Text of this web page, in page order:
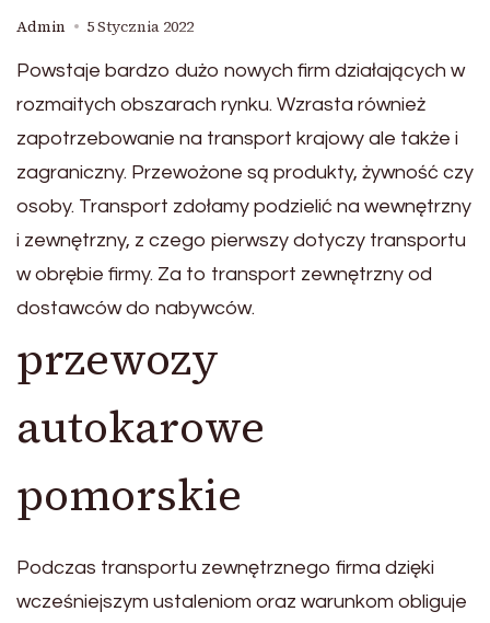
Admin 5 Stycznia 2022
Powstaje bardzo dużo nowych firm działających w
rozmaitych obszarach rynku. Wzrasta również
zapotrzebowanie na transport krajowy ale także i
zagraniczny. Przewożone są produkty, żywność czy
osoby. Transport zdołamy podzielić na wewnętrzny
i zewnętrzny, z czego pierwszy dotyczy transportu
w obrębie firmy. Za to transport zewnętrzny od
dostawców do nabywców.
przewozy
autokarowe
pomorskie
Podczas transportu zewnętrznego firma dzięki
wcześniejszym ustaleniom oraz warunkom obliguje